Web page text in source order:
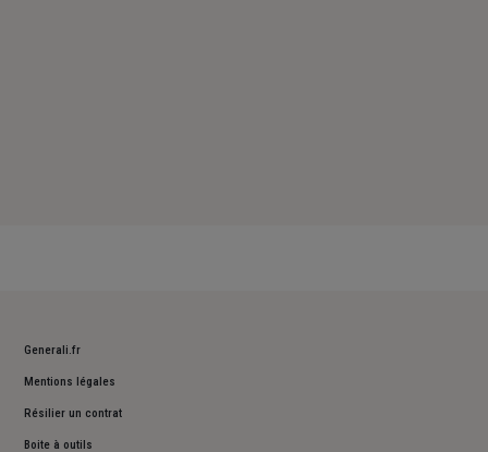
Generali.fr
Mentions légales
Résilier un contrat
Boite à outils